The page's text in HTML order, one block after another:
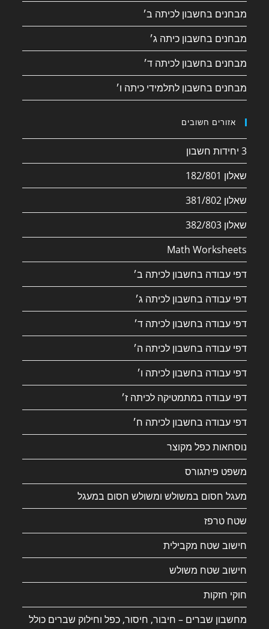
מבחנים בחשבון לכיתה ב׳
מבחנים בחשבון כיתה ג׳
מבחנים בחשבון לכיתה ד׳
מבחנים בחשבון לתלמידי כיתה ו׳
אזורים חשובים
3 יחידות חשבון
שאלון 182/801
שאלון 381/802
שאלון 382/803
Math Worksheets
דפי עבודה בחשבון לכיתה ב׳
דפי עבודה בחשבון לכיתה ג׳
דפי עבודה בחשבון לכיתה ד׳
דפי עבודה בחשבון לכיתה ה׳
דפי עבודה בחשבון לכיתה ו׳
דפי עבודה במתמטיקה לכיתה ז׳
דפי עבודה בחשבון לכיתה ח׳
נוסחאות כפל מקוצר
משפט פיתגורס
מעגל חסום במשולש ומשולש חסום במעגל
שטח טרפז
חישוב שטח מקבילית
חישוב שטח משולש
חוקי חזקות
מחשבון שברים – חיבור, חיסור, כפל וחילוק שברים כולל